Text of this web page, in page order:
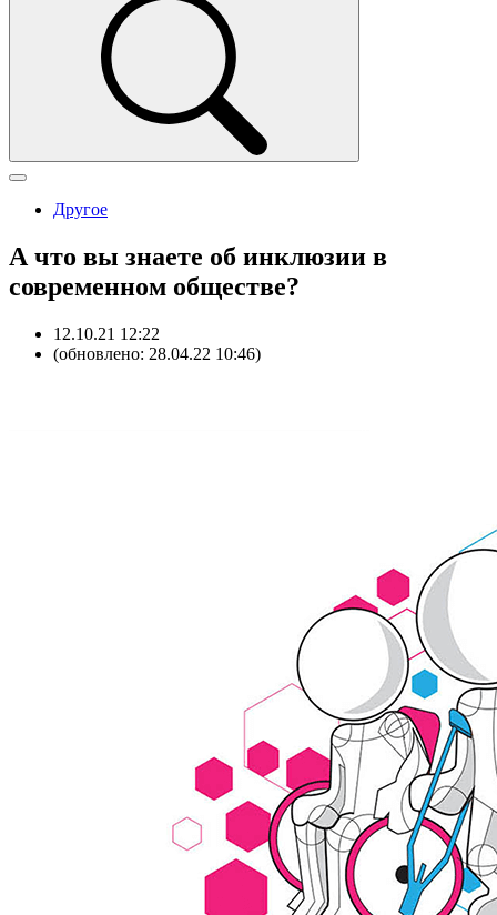
Другое
А что вы знаете об инклюзии в
современном обществе?
12.10.21 12:22
(обновлено: 28.04.22 10:46)